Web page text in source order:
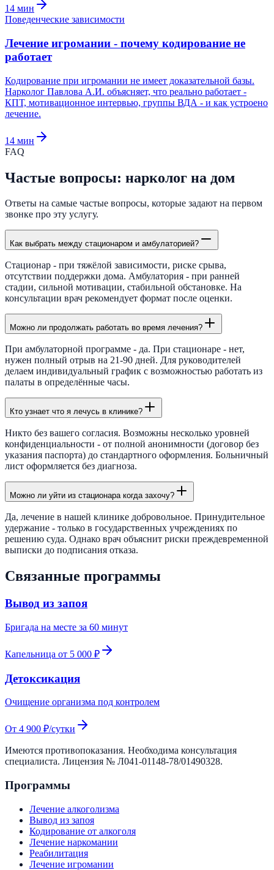
14 мин
Поведенческие зависимости
Лечение игромании - почему кодирование не
работает
Кодирование при игромании не имеет доказательной базы.
Нарколог Павлова А.И. объясняет, что реально работает -
КПТ, мотивационное интервью, группы ВДА - и как устроено
лечение.
14 мин
FAQ
Частые вопросы: нарколог на дом
Ответы на самые частые вопросы, которые задают на первом
звонке про эту услугу.
Как выбрать между стационаром и амбулаторией?
Стационар - при тяжёлой зависимости, риске срыва,
отсутствии поддержки дома. Амбулатория - при ранней
стадии, сильной мотивации, стабильной обстановке. На
консультации врач рекомендует формат после оценки.
Можно ли продолжать работать во время лечения?
При амбулаторной программе - да. При стационаре - нет,
нужен полный отрыв на 21-90 дней. Для руководителей
делаем индивидуальный график с возможностью работать из
палаты в определённые часы.
Кто узнает что я лечусь в клинике?
Никто без вашего согласия. Возможны несколько уровней
конфиденциальности - от полной анонимности (договор без
указания паспорта) до стандартного оформления. Больничный
лист оформляется без диагноза.
Можно ли уйти из стационара когда захочу?
Да, лечение в нашей клинике добровольное. Принудительное
удержание - только в государственных учреждениях по
решению суда. Однако врач объяснит риски преждевременной
выписки до подписания отказа.
Связанные программы
Вывод из запоя
Бригада на месте за 60 минут
Капельница от 5 000 ₽
Детоксикация
Очищение организма под контролем
От 4 900 ₽/сутки
Имеются противопоказания. Необходима консультация
специалиста. Лицензия № Л041-01148-78/01490328.
Программы
Лечение алкоголизма
Вывод из запоя
Кодирование от алкоголя
Лечение наркомании
Реабилитация
Лечение игромании